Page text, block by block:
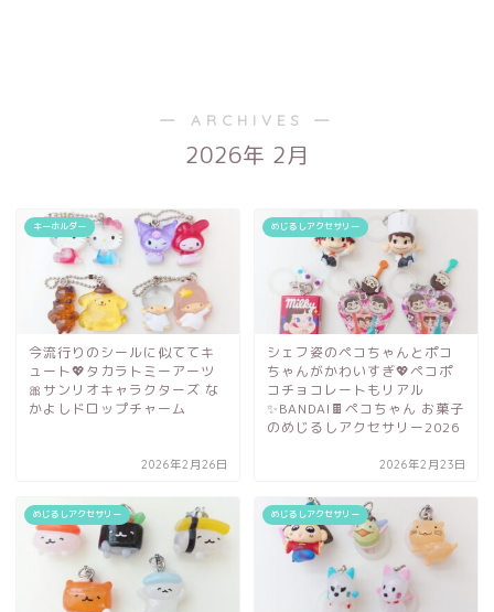
― ARCHIVES ―
2026年 2月
キーホルダー
今流行りのシールに似ててキ
ュート💖タカラトミーアーツ
🎀サンリオキャラクターズ な
かよしドロップチャーム
2026年2月26日
めじるしアクセサリー
シェフ姿のペコちゃんとポコ
ちゃんがかわいすぎ💖ペコポ
コチョコレートもリアル
✨BANDAI🍫ペコちゃん お菓子
のめじるしアクセサリー2026
2026年2月23日
めじるしアクセサリー めじるしアクセサリー